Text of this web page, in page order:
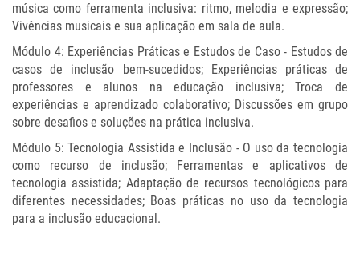
música como ferramenta inclusiva: ritmo, melodia e expressão;
Vivências musicais e sua aplicação em sala de aula.
Módulo 4: Experiências Práticas e Estudos de Caso - Estudos de
casos de inclusão bem-sucedidos; Experiências práticas de
professores e alunos na educação inclusiva; Troca de
experiências e aprendizado colaborativo; Discussões em grupo
sobre desafios e soluções na prática inclusiva.
Módulo 5: Tecnologia Assistida e Inclusão - O uso da tecnologia
como recurso de inclusão; Ferramentas e aplicativos de
tecnologia assistida; Adaptação de recursos tecnológicos para
diferentes necessidades; Boas práticas no uso da tecnologia
para a inclusão educacional.